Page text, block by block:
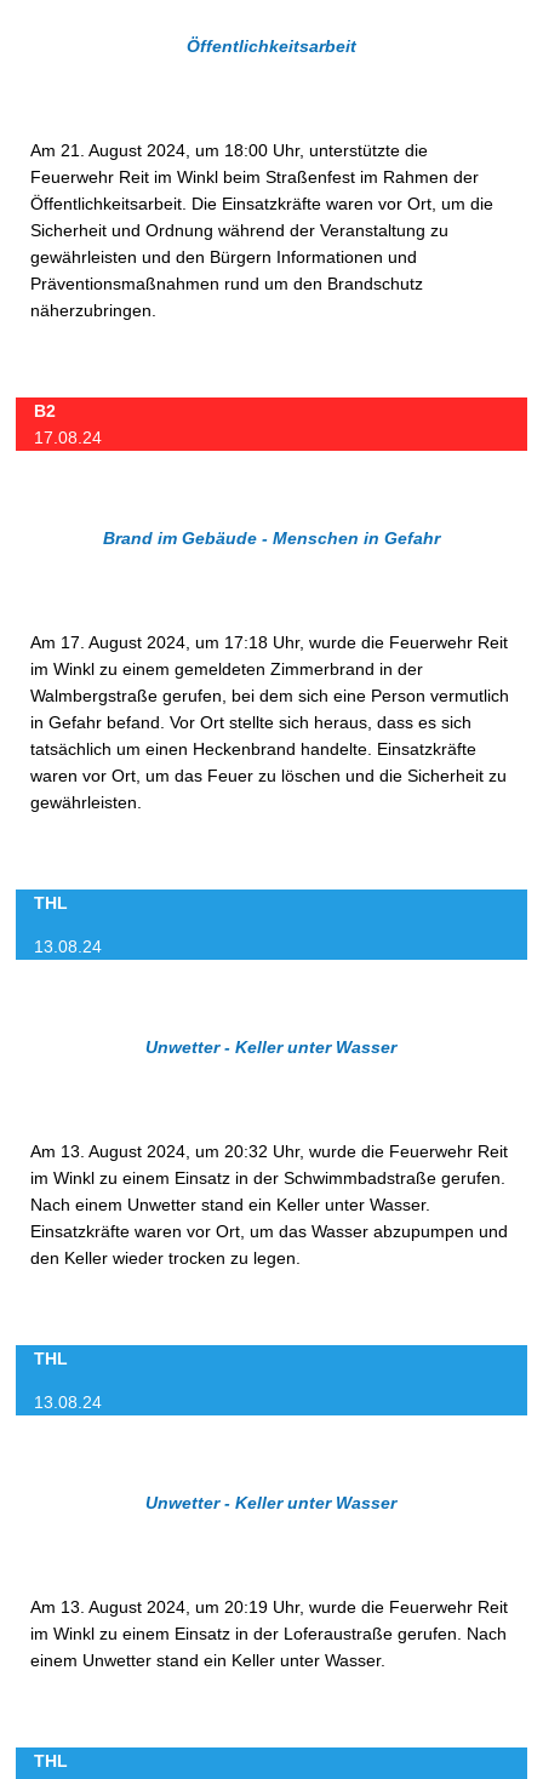
Öffentlichkeitsarbeit
Am 21. August 2024, um 18:00 Uhr, unterstützte die
Feuerwehr Reit im Winkl beim Straßenfest im Rahmen der
Öffentlichkeitsarbeit. Die Einsatzkräfte waren vor Ort, um die
Sicherheit und Ordnung während der Veranstaltung zu
gewährleisten und den Bürgern Informationen und
Präventionsmaßnahmen rund um den Brandschutz
näherzubringen.
B2
17.08.24
Brand im Gebäude - Menschen in Gefahr
Am 17. August 2024, um 17:18 Uhr, wurde die Feuerwehr Reit
im Winkl zu einem gemeldeten Zimmerbrand in der
Walmbergstraße gerufen, bei dem sich eine Person vermutlich
in Gefahr befand. Vor Ort stellte sich heraus, dass es sich
tatsächlich um einen Heckenbrand handelte. Einsatzkräfte
waren vor Ort, um das Feuer zu löschen und die Sicherheit zu
gewährleisten.
THL
13.08.24
Unwetter - Keller unter Wasser
Am 13. August 2024, um 20:32 Uhr, wurde die Feuerwehr Reit
im Winkl zu einem Einsatz in der Schwimmbadstraße gerufen.
Nach einem Unwetter stand ein Keller unter Wasser.
Einsatzkräfte waren vor Ort, um das Wasser abzupumpen und
den Keller wieder trocken zu legen.
THL
13.08.24
Unwetter - Keller unter Wasser
Am 13. August 2024, um 20:19 Uhr, wurde die Feuerwehr Reit
im Winkl zu einem Einsatz in der Loferaustraße gerufen. Nach
einem Unwetter stand ein Keller unter Wasser.
THL